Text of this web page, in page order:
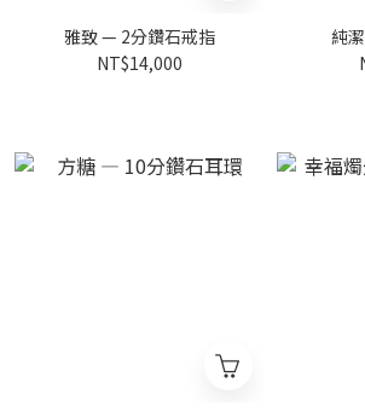
雅致 — 2分鑽石戒指
NT$14,000
純